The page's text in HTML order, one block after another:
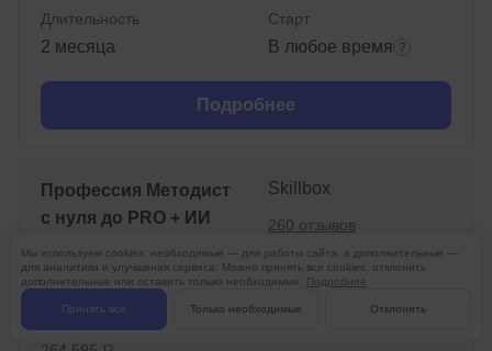
Длительность
2 месяца
Старт
В любое время
Подробнее
Профессия Методист
с нуля до PRO + ИИ
Skillbox
4.7
260 отзывов
132 297 ₽
От 5 512 ₽/мес
Мы используем cookies: необходимые — для работы сайта, а дополнительные —
для аналитики и улучшения сервиса. Можно принять все cookies, отклонить
дополнительные или оставить только необходимые. Подробнее
Принять все Только необходимые Отклонить